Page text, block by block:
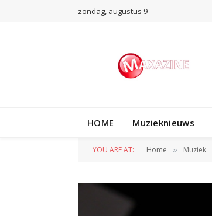
zondag, augustus 9
HOME Muzieknieuws
YOU ARE AT: Home » Muziek